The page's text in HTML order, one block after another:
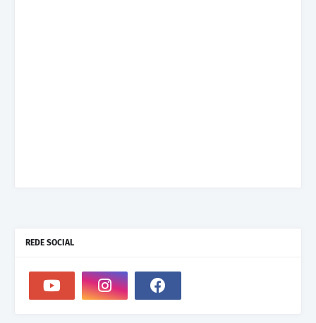
REDE SOCIAL